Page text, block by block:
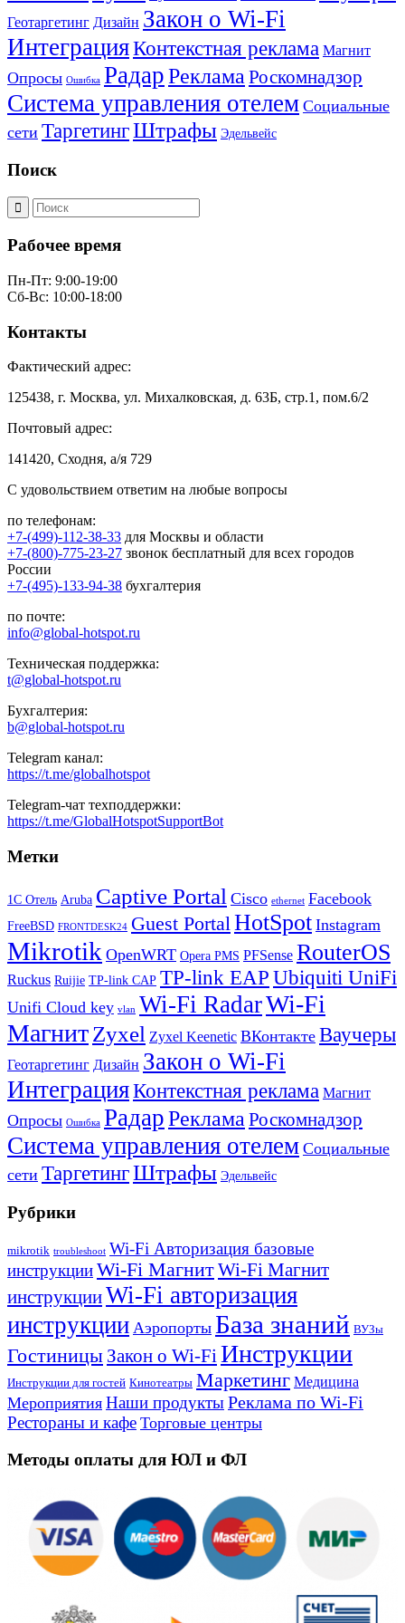
Геотаргетинг Дизайн Закон о Wi-Fi
ИнтеграцияКонтекстная реклама Магнит
Опросы Ошибка РадарРеклама Роскомнадзор
Система управления отелем Социальные
сети ТаргетингШтрафы Эдельвейс
Поиск
Рабочее время
Пн-Пт: 9:00-19:00
Сб-Вс: 10:00-18:00
Контакты
Фактический адрес:
125438, г. Москва, ул. Михалковская, д. 63Б, стр.1, пом.6/2
Почтовый адрес:
141420, Сходня, а/я 729
С удовольствием ответим на любые вопросы
по телефонам:
+7-(499)-112-38-33 для Москвы и области
+7-(800)-775-23-27 звонок бесплатный для всех городов
России
+7-(495)-133-94-38 бухгалтерия
по почте:
info@global-hotspot.ru
Техническая поддержка:
t@global-hotspot.ru
Бухгалтерия:
b@global-hotspot.ru
Telegram канал:
https://t.me/globalhotspot
Telegram-чат техподдержки:
https://t.me/GlobalHotspotSupportBot
Метки
1С Отель Aruba Captive Portal Cisco ethernet Facebook
FreeBSD FRONTDESK24 Guest Portal HotSpot Instagram
Mikrotik OpenWRT Opera PMS PFSense RouterOS
Ruckus Ruijie TP-link CAP TP-link EAP Ubiquiti UniFi
Unifi Cloud key vlan Wi-Fi RadarWi-Fi
МагнитZyxel Zyxel Keenetic ВКонтакте Ваучеры
Геотаргетинг Дизайн Закон о Wi-Fi
ИнтеграцияКонтекстная реклама Магнит
Опросы Ошибка РадарРеклама Роскомнадзор
Система управления отелем Социальные
сети ТаргетингШтрафы Эдельвейс
Рубрики
mikrotik troubleshoot Wi-Fi Авторизация базовые
инструкцииWi-Fi МагнитWi-Fi Магнит
инструкцииWi-Fi авторизация
инструкции Аэропорты База знаний ВУЗы
Гостиницы Закон о Wi-FiИнструкции
Инструкции для гостей Кинотеатры Маркетинг Медицина
Мероприятия Наши продуктыРеклама по Wi-Fi
Рестораны и кафе Торговые центры
Методы оплаты для ЮЛ и ФЛ